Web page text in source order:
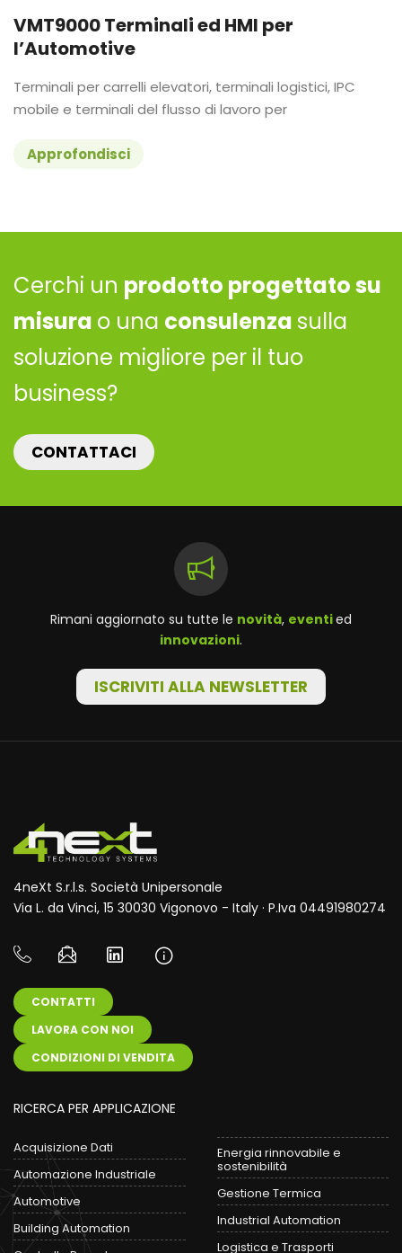
VMT9000 Terminali ed HMI per
l’Automotive
Terminali per carrelli elevatori, terminali logistici, IPC
mobile e terminali del flusso di lavoro per
Approfondisci
Cerchi un prodotto progettato su
misura o una consulenza sulla
soluzione migliore per il tuo
business?
CONTATTACI
Rimani aggiornato su tutte le novità, eventied
innovazioni.
ISCRIVITI ALLA NEWSLETTER
4neXt S.r.l.s. Società Unipersonale
Via L. da Vinci, 15 30030 Vigonovo - Italy · P.Iva 04491980274
CONTATTI
LAVORA CON NOI
CONDIZIONI DI VENDITA
RICERCA PER APPLICAZIONE
Acquisizione Dati
Automazione Industriale
Automotive
Building Automation
Energia rinnovabile e
sostenibilità
Gestione Termica
Industrial Automation
Logistica e Trasporti